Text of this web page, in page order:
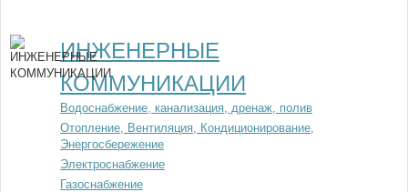
ИНЖЕНЕРНЫЕ
КОММУНИКАЦИИ
Водоснабжение, канализация, дренаж, полив
Отопление, Вентиляция, Кондиционирование,
Энергосбережение
Электроснабжение
Газоснабжение